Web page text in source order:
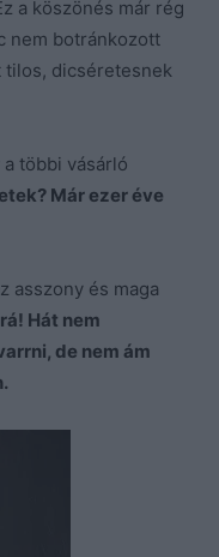
a köszönés már rég
nem botránkozott
tilos, dicséretesnek
többi vásárló
Már ezer éve
asszony és maga
Hát nem
de nem ám